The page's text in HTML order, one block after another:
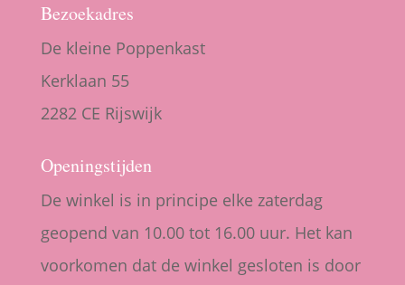
Bezoekadres
De kleine Poppenkast
Kerklaan 55
2282 CE Rijswijk
Openingstijden
De winkel is in principe elke zaterdag
geopend van 10.00 tot 16.00 uur. Het kan
voorkomen dat de winkel gesloten is door